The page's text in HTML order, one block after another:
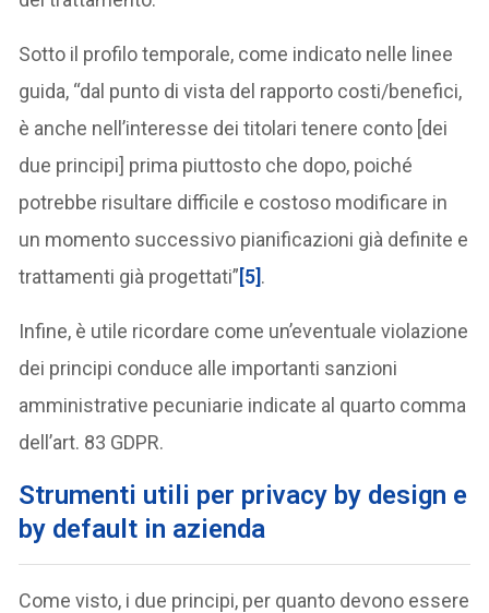
Sotto il profilo temporale, come indicato nelle linee
guida, “dal punto di vista del rapporto costi/benefici,
è anche nell’interesse dei titolari tenere conto [dei
due principi] prima piuttosto che dopo, poiché
potrebbe risultare difficile e costoso modificare in
un momento successivo pianificazioni già definite e
trattamenti già progettati”[5].
Infine, è utile ricordare come un’eventuale violazione
dei principi conduce alle importanti sanzioni
amministrative pecuniarie indicate al quarto comma
dell’art. 83 GDPR.
Strumenti utili per privacy by design e
by default in azienda
Come visto, i due principi, per quanto devono essere